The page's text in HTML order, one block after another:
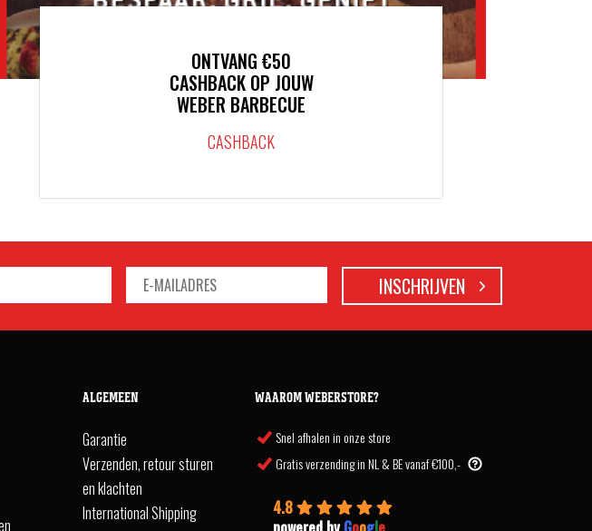
ONTVANG €50
CASHBACK OP JOUW
WEBER BARBECUE
CASHBACK
ALGEMEEN
Garantie
Verzenden, retour sturen
en klachten
International Shipping
WAAROM WEBERSTORE?
Snel afhalen in onze store
Gratis verzending in NL & BE vanaf €100,-
4.8